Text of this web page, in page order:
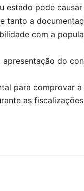
pode
tanto a
com a
do
para comprovar
as fiscalizações.